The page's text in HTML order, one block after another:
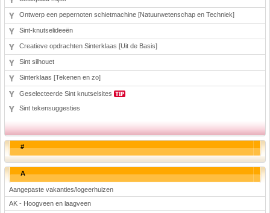
Ontwerp een pepernoten schietmachine [Natuurwetenschap en Techniek]
Sint-knutselideeën
Creatieve opdrachten Sinterklaas [Uit de Basis]
Sint silhouet
Sinterklaas [Tekenen en zo]
Geselecteerde Sint knutselsites
Sint tekensuggesties
#
A
Aangepaste vakanties/logeerhuizen
AK - Hoogveen en laagveen